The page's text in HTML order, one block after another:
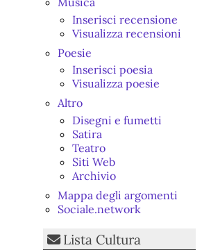
Inserisci recensione
Visualizza recensioni
Poesie
Inserisci poesia
Visualizza poesie
Altro
Disegni e fumetti
Satira
Teatro
Siti Web
Archivio
Mappa degli argomenti
Sociale.network
Lista Cultura